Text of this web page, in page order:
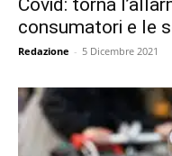
Covid: torna
consumatori e le
Redazione - 5 Dicembre 2021